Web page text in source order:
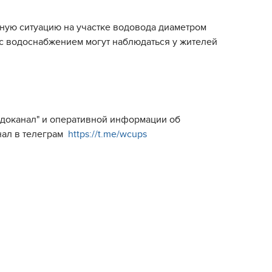
ситуацию на участке водовода диаметром
могут наблюдаться у жителей
и оперативной информации об
в телеграм https://t.me/wcups